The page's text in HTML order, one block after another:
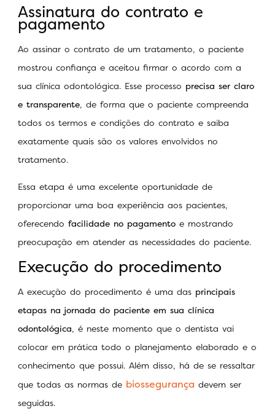
Assinatura do contrato e
pagamento
Ao assinar o contrato de um tratamento, o paciente
mostrou confiança e aceitou firmar o acordo com a
sua clínica odontológica. Esse processo precisa ser claro
e transparente, de forma que o paciente compreenda
todos os termos e condições do contrato e saiba
exatamente quais são os valores envolvidos no
tratamento.
Essa etapa é uma excelente oportunidade de
proporcionar uma boa experiência aos pacientes,
oferecendo facilidade no pagamento e mostrando
preocupação em atender as necessidades do paciente.
Execução do procedimento
A execução do procedimento é uma das principais
etapas na jornada do paciente em sua clínica
odontológica, é neste momento que o dentista vai
colocar em prática todo o planejamento elaborado e o
conhecimento que possui. Além disso, há de se ressaltar
que todas as normas de biossegurança devem ser
seguidas.